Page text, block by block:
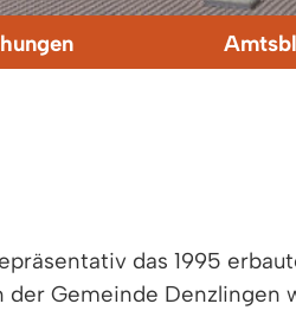
das 1995
Gemeinde